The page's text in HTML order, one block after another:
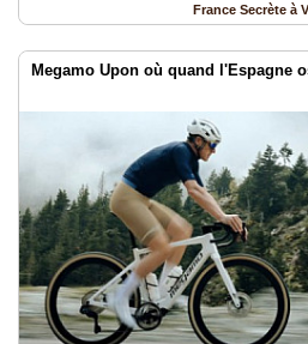
France Secrète à
Megamo Upon où quand l'Espagne